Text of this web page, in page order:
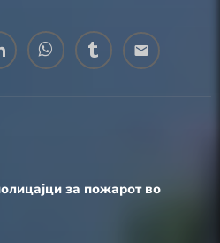
email
за пожарот во